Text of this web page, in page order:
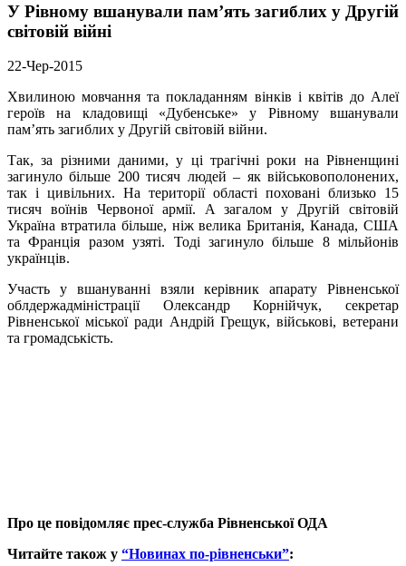
У Рівному вшанували пам’ять загиблих у Другій
світовій війні
22-Чер-2015
Хвилиною мовчання та покладанням вінків і квітів до Алеї
героїв на кладовищі «Дубенське» у Рівному вшанували
пам’ять загиблих у Другій світовій війни.
Так, за різними даними, у ці трагічні роки на Рівненщині
загинуло більше 200 тисяч людей – як військовополонених,
так і цивільних. На території області поховані близько 15
тисяч воїнів Червоної армії. А загалом у Другій світовій
Україна втратила більше, ніж велика Британія, Канада, США
та Франція разом узяті. Тоді загинуло більше 8 мільйонів
українців.
Участь у вшануванні взяликерівник апарату Рівненської
облдержадміністрації Олександр Корнійчук, секретар
Рівненської міської ради Андрій Грещук, військові, ветерани
та громадськість.
Про це повідомляє прес-служба Рівненської ОДА
Читайте також у “Новинах по-рівненськи”: